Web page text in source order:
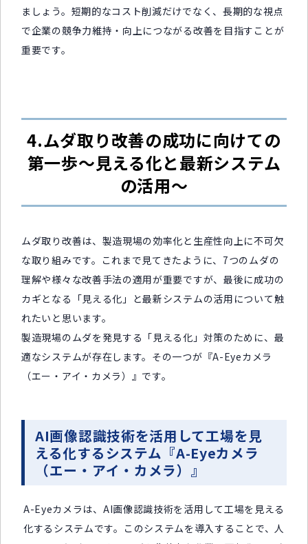
ましょう。短期的なコスト削減だけでなく、長期的な視点
で企業の競争力維持・向上につながる改善を目指すことが
重要です。
4.ムダ取り改善の成功に向けての
第一歩～見える化と最新システム
の活用～
ムダ取り改善は、製造現場の効率化と生産性向上に不可欠
な取り組みです。これまで見てきたように、7つのムダの
理解や様々な改善手法の適用が重要ですが、最後に成功の
カギとなる「見える化」と最新システムの活用について触
れたいと思います。
製造現場のムダを発見する「見える化」対策のために、最
適なシステムが存在します。その一つが『A-Eyeカメラ
（エー・アイ・カメラ）』です。
AI画像認識技術を活用して工場を見
える化するシステム『A-Eyeカメラ
（エー・アイ・カメラ）』
A-Eyeカメラは、AI画像認識技術を活用して工場を見える
化するシステムです。このシステムを導入することで、人